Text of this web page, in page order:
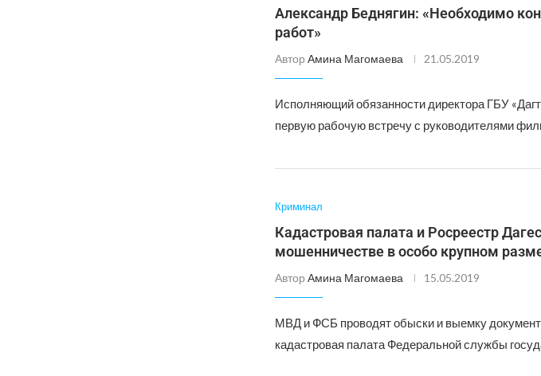
Александр Беднягин: «Необходимо
работ»
Автор Амина Магомаева 21.05.2019
Исполняющий обязанности директора ГБУ
первую рабочую встречу с руководителями
Криминал
Кадастровая палата и Росреестр
мошенничестве в особо крупном
Автор Амина Магомаева 15.05.2019
МВД и ФСБ проводят обыски и выемку
кадастровая палата Федеральной службы